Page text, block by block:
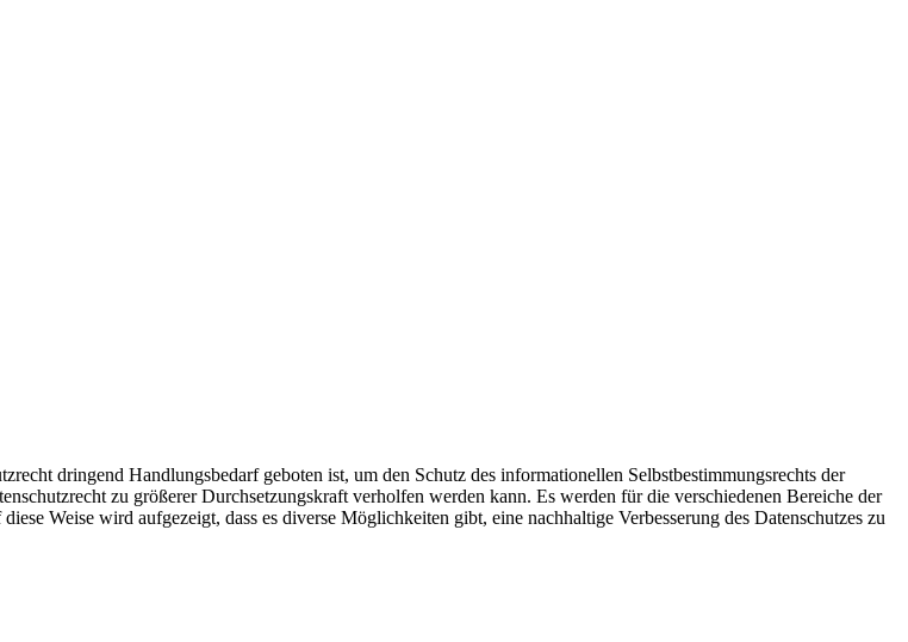
dringend Handlungsbedarf geboten ist, um den Schutz des informationellen Selbstbestimmungsrechts der
zu größerer Durchsetzungskraft verholfen werden kann. Es werden für die verschiedenen Bereiche der
Weise wird aufgezeigt, dass es diverse Möglichkeiten gibt, eine nachhaltige Verbesserung des Datenschutzes zu